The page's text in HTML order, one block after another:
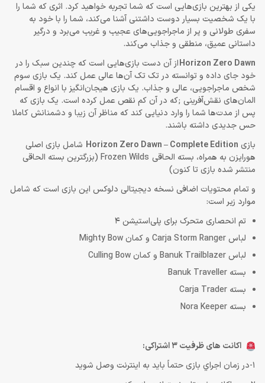
یکی از بهترین بازی‌هایی است که شما تجربه خواهید کرد. اثری که شما را
با یک شخصیت بسیار دوست داشتنی آشنا می‌کند، شما را با خود به
سفری طولانی و پر از ماجراجویی‌های عجیب و غریب می‌برد و درگیر
داستانی عمیق، منطقی و جذاب می‌کند.
Horizon Zero Dawnاز آن دست بازی‌هایی است که چندین سبک را در
خود جای داده و توانسته در تک تک آن‌ها عالی عمل کند. یک بازی سوم
شخص ماجراجویی، عالی و جذاب. یک بازی هیجان‌انگیز با انواع و اقسام
المان‌های نقش‌آفرینی ;که در آن کم نقص عمل کرده است. یک بازی که
پس از مدت‌ها شما را وارد دنیایی کند که مناظر آن زیبا و دشمنانش کاملا
حس جدیدی داشته باشند.
بازی Horizon Zero Dawn – Complete Edition شامل بازی اصلی
هورایزن به همراه، بسته الحاقی Frozen Wilds (بزرگترین بسته الحاقی
منتشر شده بازی تا کنون)
و تمام محتویات اضافی نسخه دیجیتالی دلوکس این بازی است که شامل
موارد زیر است:
تم انحصاری متحرک برای پلی‌استیشن 4
لباس Carja Storm Ranger و کمان Mighty Bow
لباس Banuk Trailblazer و کمان Culling Bow
بسته Banuk Traveller
بسته Carja Trader
بسته Nora Keeper
اکانت های ظرفیت 3 اشتراکی:
1-در زمان اجراي بازی حتماً باید به اينترنت وصل شويد